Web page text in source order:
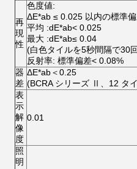
再
現
性
色度値:
ΔE*ab ≤ 0.025 以内の標準
平均 :dE*ab< 0.025
最大 :dE*ab≤ 0.04
(白色タイルを5秒間隔で30
反射率: 標準偏差< 0.08%
器
差
ΔE*ab＜0.25
(BCRA シリーズ Ⅱ、12 タ
表
示
解
像
度
0.01
照
明